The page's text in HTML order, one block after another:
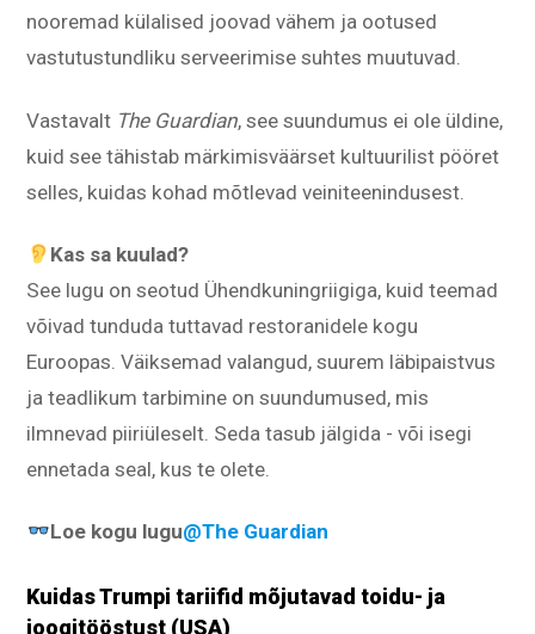
nooremad külalised joovad vähem ja ootused
vastutustundliku serveerimise suhtes muutuvad.
Vastavalt The Guardian, see suundumus ei ole üldine,
kuid see tähistab märkimisväärset kultuurilist pööret
selles, kuidas kohad mõtlevad veiniteenindusest.
Kas sa kuulad?
See lugu on seotud Ühendkuningriigiga, kuid teemad
võivad tunduda tuttavad restoranidele kogu
Euroopas. Väiksemad valangud, suurem läbipaistvus
ja teadlikum tarbimine on suundumused, mis
ilmnevad piiriüleselt. Seda tasub jälgida - või isegi
ennetada seal, kus te olete.
Loe kogu lugu@The Guardian
Kuidas Trumpi tariifid mõjutavad toidu- ja
joogitööstust (USA)